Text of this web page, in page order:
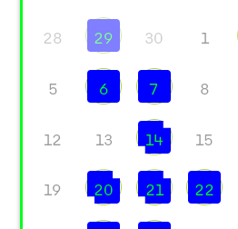
28 29 30 1
5 6 7 8
12 13 14 15
19 20 21 22